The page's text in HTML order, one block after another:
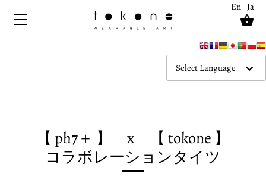
En Ja
Select Language
【 ph7＋ 】 x 【 tokone 】
コラボレーションタイツ